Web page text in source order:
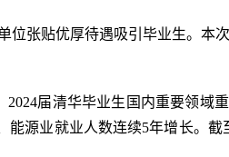
位张贴优厚待遇吸引毕业生。本
届清华毕业生国内重要领域
源业就业人数连续5年增长。截